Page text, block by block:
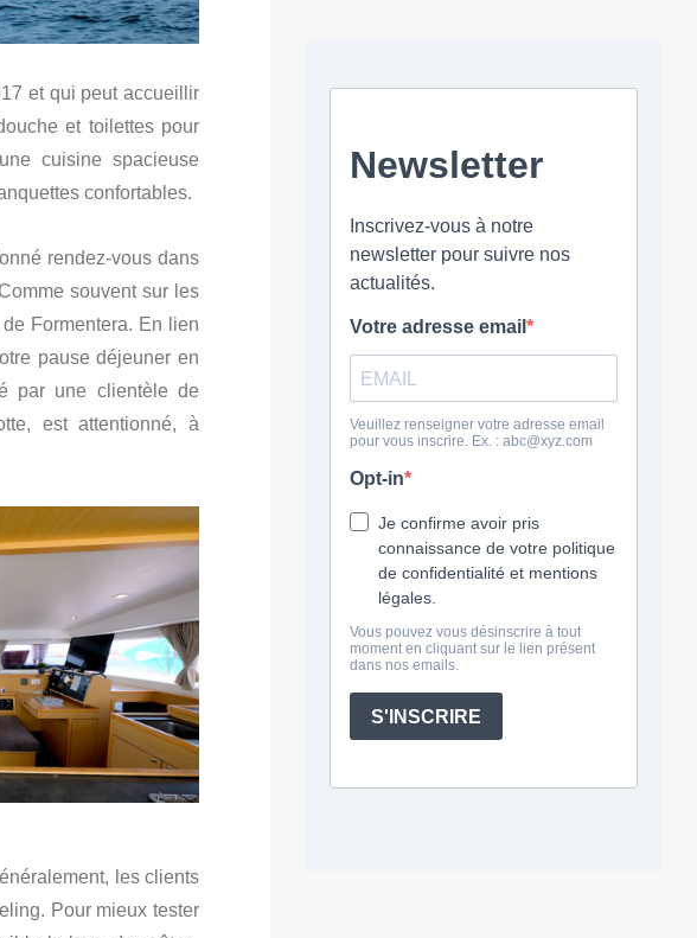
et qui peut accueillir
et toilettes pour
cuisine spacieuse
confortables.
rendez-vous dans
souvent sur les
Formentera. En lien
pause déjeuner en
par une clientèle de
est attentionné, à
les clients
Pour mieux tester